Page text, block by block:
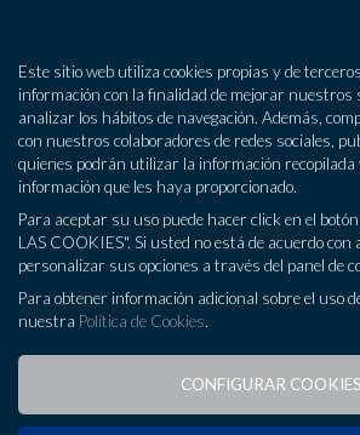
Este sitio web utiliza cookies propias y de
información con la finalidad de mejorar nuestros
analizar los hábitos de navegación. Además,
con nuestros colaboradores de redes sociales,
quienes podrán utilizar la información
información que les haya proporcionado.
Para aceptar su uso puede hacer click en el
LAS COOKIES". Si usted no está de acuerdo con
personalizar sus opciones a través del panel de
Para obtener información adicional sobre el uso
nuestra Política de Cookies.
CONFIGURAR COOKIES
¿Quienes somos?
Asesoría
Consultoría
922 724 196